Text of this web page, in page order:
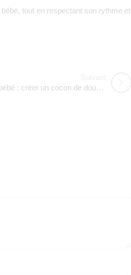
tout en respectant son rythme et
Aménager une chambre de bébé : créer un cocon de douceur et de sérénité